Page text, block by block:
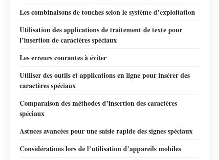
Les combinaisons de touches selon le système d’exploitation
Utilisation des applications de traitement de texte pour
l’insertion de caractères spéciaux
Les erreurs courantes à éviter
Utiliser des outils et applications en ligne pour insérer des
caractères spéciaux
Comparaison des méthodes d’insertion des caractères
spéciaux
Astuces avancées pour une saisie rapide des signes spéciaux
Considérations lors de l’utilisation d’appareils mobiles